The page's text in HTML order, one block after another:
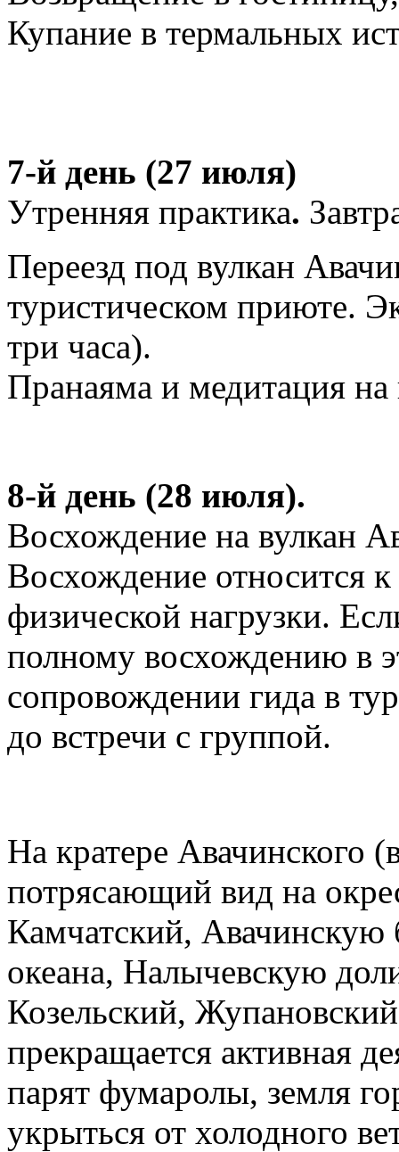
Купание в термальных
7-й день (27 июля)
Утренняя практика.
Переезд под вулкан
туристическом приюте.
три часа).
Пранаяма и медитация
8-й день (28 июля).
Восхождение на вулкан
Восхождение относится
физической нагрузки.
полному восхождению в
сопровождении гида в
до встречи с группой.
На кратере Авачинского
потрясающий вид на
Камчатский, Авачинскую
океана, Налычевскую
Козельский,
прекращается активная
парят фумаролы, земля
укрыться от холодного